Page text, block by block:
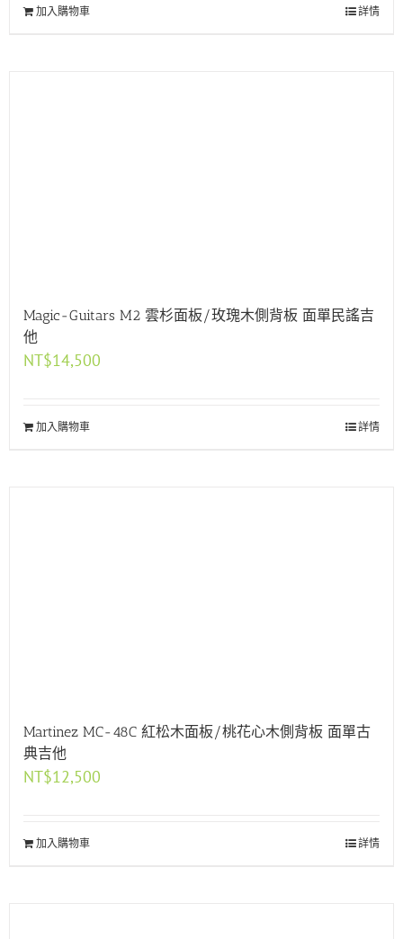
加入購物車 詳情
Magic-Guitars M2 雲杉面板/玫瑰木側背板 面單民謠吉
他
NT$14,500
加入購物車 詳情
Martinez MC-48C 紅松木面板/桃花心木側背板 面單古
典吉他
NT$12,500
加入購物車 詳情